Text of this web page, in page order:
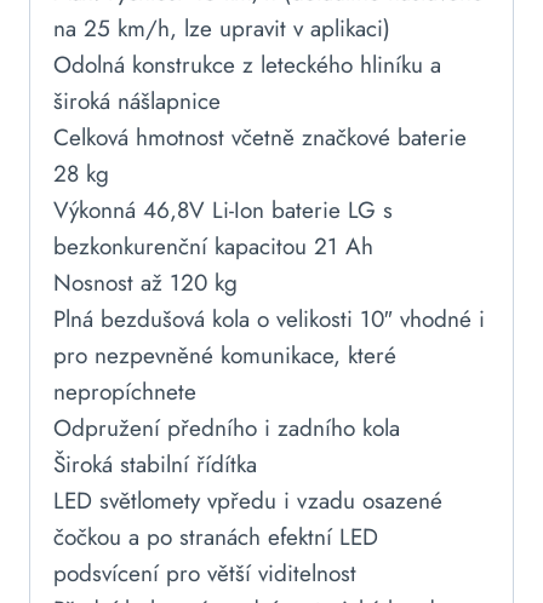
na 25 km/h, lze upravit v aplikaci)
Odolná konstrukce z leteckého hliníku a
široká nášlapnice
Celková hmotnost včetně značkové baterie
28 kg
Výkonná 46,8V Li-Ion baterie LG s
bezkonkurenční kapacitou 21 Ah
Nosnost až 120 kg
Plná bezdušová kola o velikosti 10″ vhodné i
pro nezpevněné komunikace, které
nepropíchnete
Odpružení předního i zadního kola
Široká stabilní řídítka
LED světlomety vpředu i vzadu osazené
čočkou a po stranách efektní LED
podsvícení pro větší viditelnost